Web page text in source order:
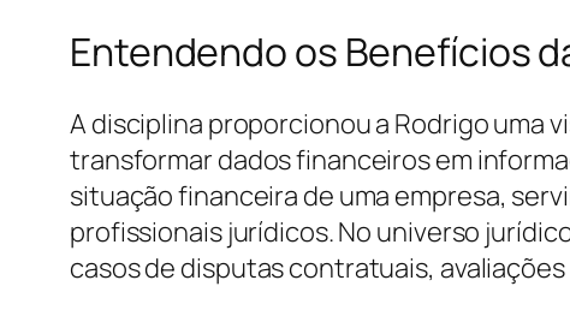
Entendendo os Benefícios
A disciplina proporcionou a Rodrigo uma
transformar dados financeiros em
situação financeira de uma empresa,
profissionais jurídicos. No universo
casos de disputas contratuais,